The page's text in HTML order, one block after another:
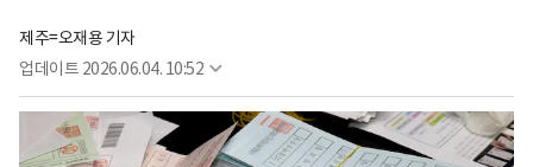
제주=오재용 기자
업데이트 2026.06.04. 10:52